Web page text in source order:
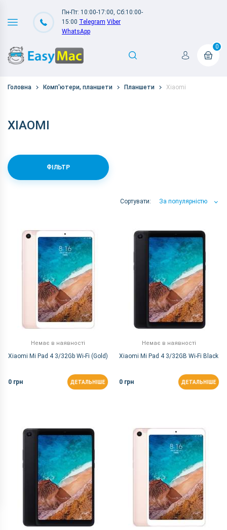
Пн-Пт: 10:00-17:00, Сб:10:00-
15:00 Telegram Viber
WhatsApp
0
Головна Комп'ютери, планшети Планшети Xiaomi
XIAOMI
ФІЛЬТР
Сортувати: За популярністю
За популярністю
Немає в наявності
Xiaomi Mi Pad 4 3/32Gb Wi-Fi (Gold)
0 грн ДЕТАЛЬНІШЕ
Немає в наявності
Xiaomi Mi Pad 4 3/32GB Wi-Fi Black
0 грн ДЕТАЛЬНІШЕ